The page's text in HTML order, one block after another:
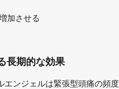
加させる
長期的な効果
エンジェルは緊張型頭痛の頻度